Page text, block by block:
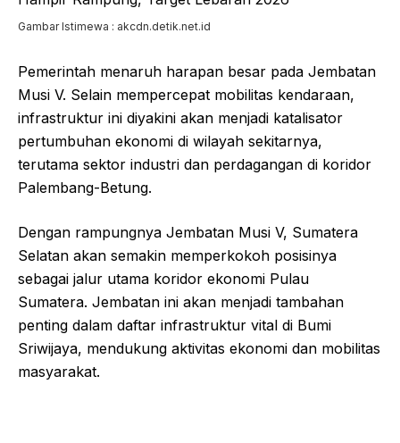
Gambar Istimewa : akcdn.detik.net.id
Pemerintah menaruh harapan besar pada Jembatan
Musi V. Selain mempercepat mobilitas kendaraan,
infrastruktur ini diyakini akan menjadi katalisator
pertumbuhan ekonomi di wilayah sekitarnya,
terutama sektor industri dan perdagangan di koridor
Palembang-Betung.
Dengan rampungnya Jembatan Musi V, Sumatera
Selatan akan semakin memperkokoh posisinya
sebagai jalur utama koridor ekonomi Pulau
Sumatera. Jembatan ini akan menjadi tambahan
penting dalam daftar infrastruktur vital di Bumi
Sriwijaya, mendukung aktivitas ekonomi dan mobilitas
masyarakat.